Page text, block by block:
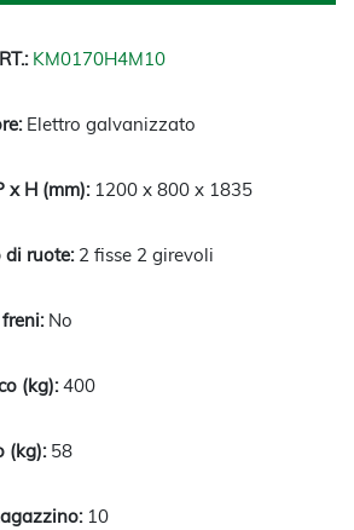
KM0170H4M10
Elettro galvanizzato
1200 x 800 x 1835
2 fisse 2 girevoli
No
400
58
10